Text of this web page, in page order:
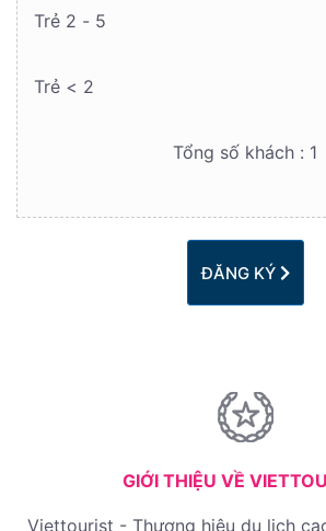
Trẻ 2 - 5
Trẻ < 2
Tổng số khách : 1
ĐĂNG KÝ
GIỚI THIỆU VỀ
Viettourist - Thương hiệu du lịch